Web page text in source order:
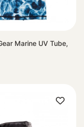
Marine UV Tube,